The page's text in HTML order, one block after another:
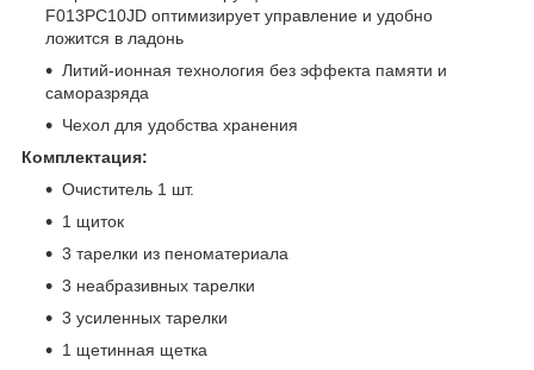
F013PC10JD оптимизирует управление и удобно
ложится в ладонь
Литий-ионная технология без эффекта памяти и
саморазряда
Чехол для удобства хранения
Комплектация:
Очиститель 1 шт.
1 щиток
3 тарелки из пеноматериала
3 неабразивных тарелки
3 усиленных тарелки
1 щетинная щетка